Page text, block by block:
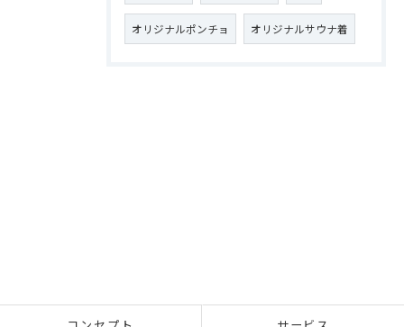
オリジナルポンチョ オリジナルサウナ着